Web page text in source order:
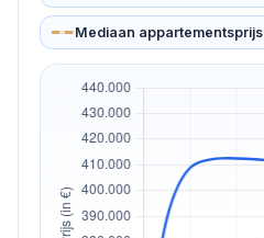
Mediaan appartementsprijs